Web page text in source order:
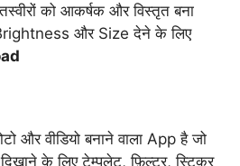
को आकर्षक और विस्तृत बना
और Size देने के लिए
और वीडियो बनाने वाला App है जो
के लिए टेम्पलेट, फ़िल्टर, स्टिकर